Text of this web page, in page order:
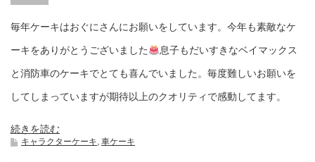
毎年ケーキはおぐにさんにお願いをしています。今年も素敵なケ
ーキをありがとうございました 息子もだいすきなベイマックス
と消防車のケーキでとても喜んでいました。毎度難しいお願いを
してしまっていますが期待以上のクオリティで感動してます。
続きを読む
キャラクターケーキ, 車ケーキ